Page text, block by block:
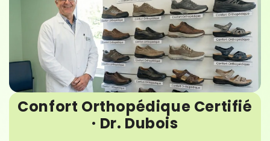
Confort Orthopédique Certifié
· Dr. Dubois